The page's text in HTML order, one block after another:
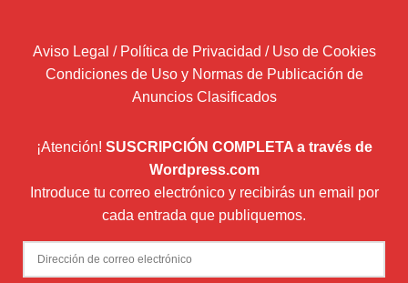
Aviso Legal / Política de Privacidad / Uso de Cookies
Condiciones de Uso y Normas de Publicación de
Anuncios Clasificados
¡Atención! SUSCRIPCIÓN COMPLETA a través de
Wordpress.com
Introduce tu correo electrónico y recibirás un email por
cada entrada que publiquemos.
Dirección
de